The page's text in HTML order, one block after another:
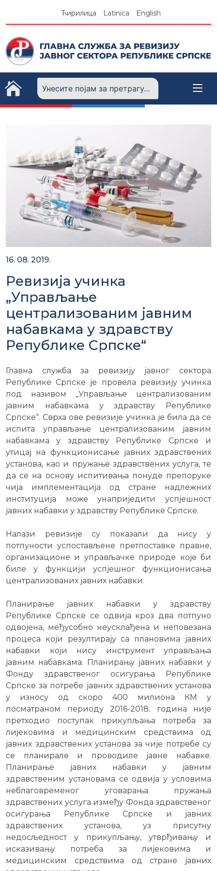
Ћирилица Latinica English
16. 08. 2019.
Ревизија учинка
„Управљање
централизованим јавним
набавкама у здравству
Републике Српске“
Главна служба за ревизију јавног сектора
Републике Српске је провела ревизију учинка
под називом „Управљање централизованим
јавним набавкама у здравству Републике
Српске“. Сврха ове ревизије учинка је била да се
испита управљање централизованим јавним
набавкама у здравству Републике Српске и
утицај на функционисање јавних здравствених
установа, као и пружање здравствених услуга, те
да се на основу испитивања понуде препоруке
чија имплементација од стране надлежних
институција може унаприједити успјешност
јавних набавки у здравству Републике Српске.
Налази ревизије су показали да нису у
потпуности успостављене претпоставке правне,
организационе и управљачке природе које би
биле у функцији успјешног функционисања
централизованих јавних набавки.
Планирање јавних набавки у здравству
Републике Српске се одвија кроз два потпуно
одвојена, међусобно неусклађена и неповезана
процеса који резултирају са плановима јавних
набавки који нису инструмент управљања
јавним набавкама. Планирању јавних набавки у
Фонду здравственог осигурања Републике
Српске за потребе јавних здравствених установа
у износу од скоро 400 милиона КМ у
посматраном периоду 2016-2018. година није
претходио поступак прикупљања потреба за
лијековима и медицинским средствима од
јавних здравствених установа за чије потребе су
се планирале и проводиле јавне набавке.
Планирање јавних набавки у јавним
здравственим установама се одвија у условима
неблаговременог уговарања пружања
здравствених услуга између Фонда здравственог
осигурања Републике Српске и јавних
здравствених установа, уз присутну
недосљедност у прикупљању, утврђивању и
исказивању потреба за лијековима и
медицинским средствима од стране јавних